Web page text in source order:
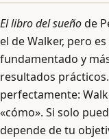
El libro del sueñode
el de Walker, pero
fundamentado y
resultados
perfectamente:
«cómo». Si solo
depende de tu